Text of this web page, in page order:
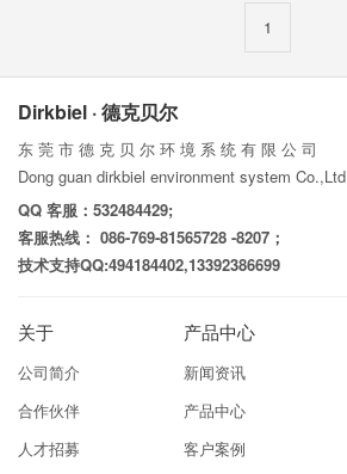
1
Dirkbiel · 德克贝尔
东 莞 市 德 克 贝 尔 环 境 系 统 有 限 公 司
Dong guan dirkbiel environment system Co.,Ltd
QQ 客服：532484429;
客服热线： 086-769-81565728 -8207；
技术支持QQ:494184402,13392386699
关于
公司简介
合作伙伴
人才招募
产品中心
新闻资讯
产品中心
客户案例